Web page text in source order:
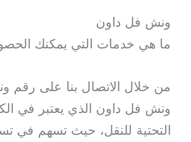
ونش فل داون
ما هي خدمات التي يمكنك
ونش فل داون الذي يعتبر في
التحتية للنقل، حيث تسهم في